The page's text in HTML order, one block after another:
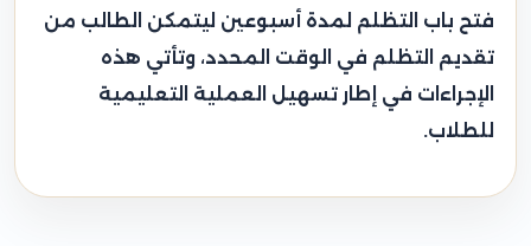
فتح باب التظلم لمدة أسبوعين ليتمكن الطالب من
تقديم التظلم في الوقت المحدد، وتأتي هذه
الإجراءات في إطار تسهيل العملية التعليمية
للطلاب.